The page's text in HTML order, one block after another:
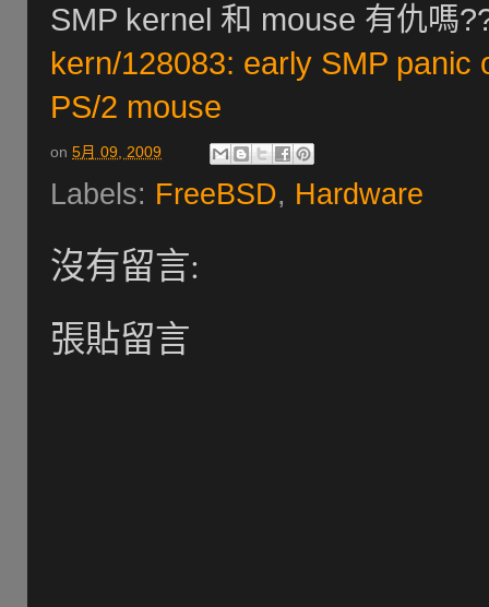
SMP kernel 和 mouse 有仇嗎
kern/128083: early SMP
PS/2 mouse
on 5月 09, 2009
Labels: FreeBSD, Hardware
沒有留言:
張貼留言